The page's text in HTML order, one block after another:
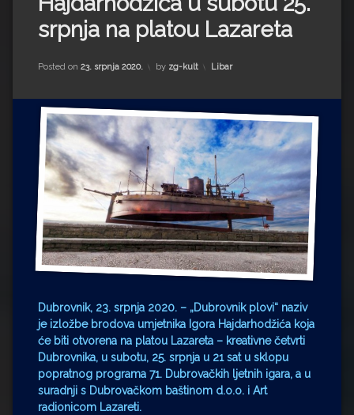
Impressum
Milenko Strižak
Drugi autori
Drugi autori
Ljiljana Lekanić-Kljaić
Željko Krznarić
Mario Lovreković
Miroslav Šantek
srpnja na platou Lazareta
Posted on 23. srpnja 2020. by zg-kult Kategorije:
Libar
Dubrovnik, 23. srpnja 2020. – „Dubrovnik plovi“ naziv
je izložbe brodova umjetnika Igora Hajdarhodžića koja
će biti otvorena na platou Lazareta – kreativne četvrti
Dubrovnika, u subotu, 25. srpnja u 21 sat u sklopu
popratnog programa 71. Dubrovačkih ljetnih igara, a u
suradnji s Dubrovačkom baštinom d.o.o. i Art
radionicom Lazareti.